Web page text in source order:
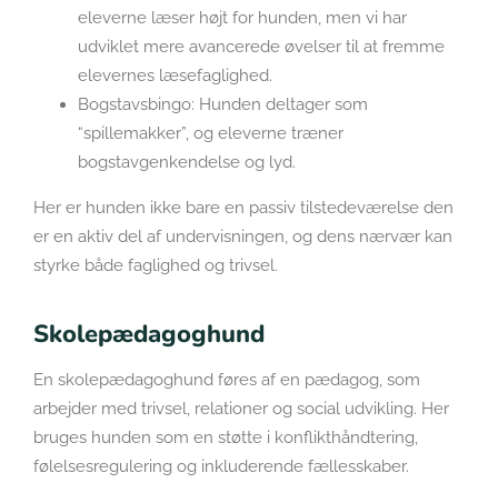
eleverne læser højt for hunden, men vi har
udviklet mere avancerede øvelser til at fremme
elevernes læsefaglighed.
Bogstavsbingo: Hunden deltager som
“spillemakker”, og eleverne træner
bogstavgenkendelse og lyd.
Her er hunden ikke bare en passiv tilstedeværelse den
er en aktiv del af undervisningen, og dens nærvær kan
styrke både faglighed og trivsel.
Skolepædagoghund
En skolepædagoghund føres af en pædagog, som
arbejder med trivsel, relationer og social udvikling. Her
bruges hunden som en støtte i konflikthåndtering,
følelsesregulering og inkluderende fællesskaber.